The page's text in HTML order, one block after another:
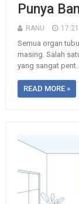
Punya
RANU 17:21
Semua organ
masing. Salah
yang sangat pent...
READ MORE »